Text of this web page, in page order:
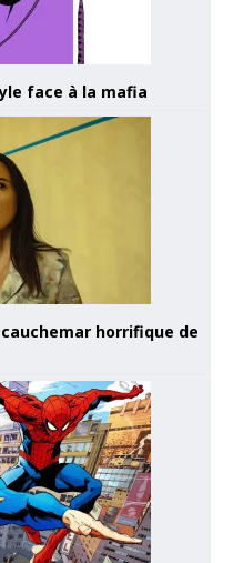
face à la mafia
horrifique de